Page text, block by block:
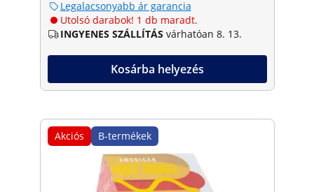
Legalacsonyabb ár garancia
Utolsó darabok! 1 db maradt.
INGYENES SZÁLLÍTÁS várhatóan 8. 13.
Kosárba helyezés
Akciós B-termékek